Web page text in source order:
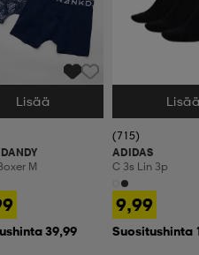
Koko
Lisää
M
39,99
Valitse Koko
(715)
ADIDAS
C 3s Lin 3p
9,99
Suositushinta